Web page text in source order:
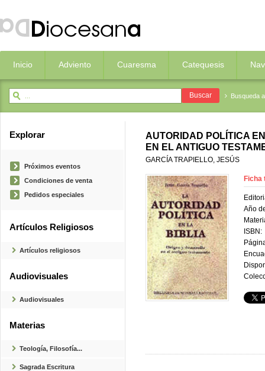
Inicio Adviento Cuaresma Catequesis
Busqueda
Explorar
Próximos eventos
Condiciones de venta
Pedidos especiales
Artículos Religiosos
Artículos religiosos
Audiovisuales
Audiovisuales
Materias
Teología, Filosofía...
Sagrada Escritura
AUTORIDAD POLÍTICA
EN EL ANTIGUO
GARCÍA TRAPIELLO, JESÚS
Ficha
Año
ISBN: